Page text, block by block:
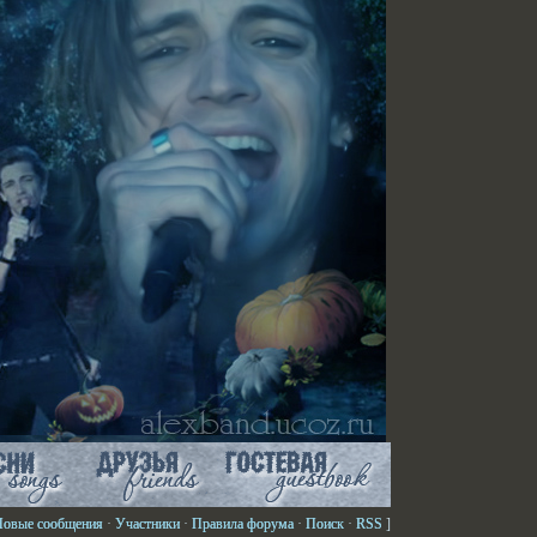
сообщения · Участники · Правила форума · Поиск · RSS ]